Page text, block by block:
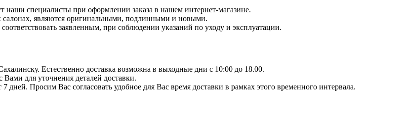
специалисты при оформлении заказа в нашем интернет-магазине.
являются оригинальными, подлинными и новыми.
заявленным, при соблюдении указаний по уходу и эксплуатации.
Естественно доставка возможна в выходные дни с 10:00 до 18.00.
Вами для уточнения деталей доставки.
дней. Просим Вас согласовать удобное для Вас время доставки в рамках этого временного интервала.